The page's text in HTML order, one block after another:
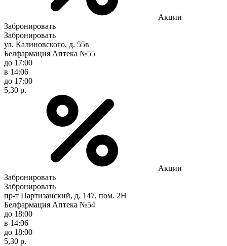
Акции
Забронировать
Забронировать
ул. Калиновского, д. 55в
Белфармация Аптека №55
до 17:00
в 14:06
до 17:00
5,30 р.
Акции
Забронировать
Забронировать
пр-т Партизанский, д. 147, пом. 2Н
Белфармация Аптека №54
до 18:00
в 14:06
до 18:00
5,30 р.